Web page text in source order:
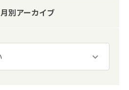
月別アーカイブ